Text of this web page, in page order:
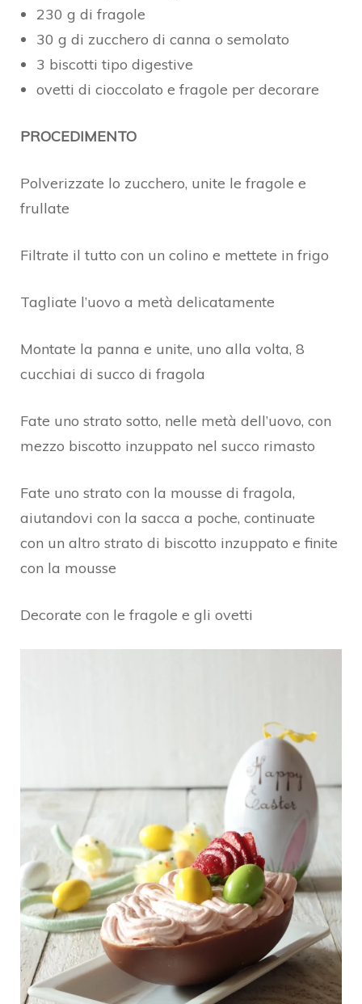
230 g di fragole
30 g di zucchero di canna o semolato
3 biscotti tipo digestive
ovetti di cioccolato e fragole per decorare
PROCEDIMENTO
Polverizzate lo zucchero, unite le fragole e
frullate
Filtrate il tutto con un colino e mettete in frigo
Tagliate l’uovo a metà delicatamente
Montate la panna e unite, uno alla volta, 8
cucchiai di succo di fragola
Fate uno strato sotto, nelle metà dell’uovo, con
mezzo biscotto inzuppato nel succo rimasto
Fate uno strato con la mousse di fragola,
aiutandovi con la sacca a poche, continuate
con un altro strato di biscotto inzuppato e finite
con la mousse
Decorate con le fragole e gli ovetti